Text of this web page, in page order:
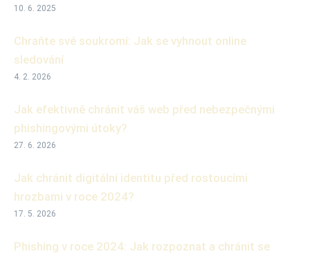
10. 6. 2025
Chraňte své soukromí: Jak se vyhnout online
sledování
4. 2. 2026
Jak efektivně chránit váš web před nebezpečnými
phishingovými útoky?
27. 6. 2026
Jak chránit digitální identitu před rostoucími
hrozbami v roce 2024?
17. 5. 2026
Phishing v roce 2024: Jak rozpoznat a chránit se